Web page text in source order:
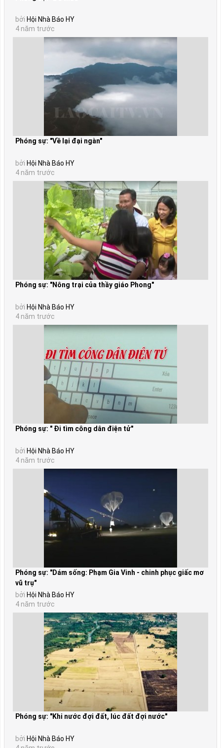
bởi Hội Nhà Báo HY
4 năm trước
Phóng sự: "Về lại đại ngàn"
bởi Hội Nhà Báo HY
4 năm trước
Phóng sự: "Nông trại của thầy giáo Phong"
bởi Hội Nhà Báo HY
4 năm trước
Phóng sự: " Đi tìm công dân điện tử"
bởi Hội Nhà Báo HY
4 năm trước
Phóng sự: "Dám sống: Phạm Gia Vinh - chinh phục giấc mơ
vũ trụ"
bởi Hội Nhà Báo HY
4 năm trước
Phóng sự: "Khi nước đợi đất, lúc đất đợi nước"
bởi Hội Nhà Báo HY